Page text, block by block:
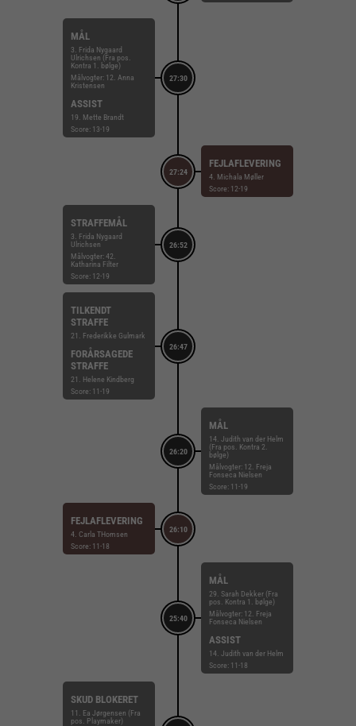
27:30
MÅL
3. Frida Nygaard
Ulrichsen (Fra pos.
Kontra 1. bølge)
Målvogter: 12. Anna
Kristensen
ASSIST
19. Mette Brandt
Score: 13-19
27:24
FEJLAFLEVERING
4. Michala Møller
Score: 12-19
26:52
STRAFFEMÅL
3. Frida Nygaard
Ulrichsen
Målvogter: 42.
Katharina Filter
Score: 12-19
26:47
TILKENDT
STRAFFE
21. Frederikke Gulmark
FORÅRSAGEDE
STRAFFE
21. Helene Kindberg
Score: 11-19
26:20
MÅL
14. Judith van der Helm
(Fra pos. Kontra 2.
bølge)
Målvogter: 12. Freja
Fonseca Nielsen
Score: 11-19
26:10
FEJLAFLEVERING
4. Carla THomsen
Score: 11-18
25:40
MÅL
29. Sarah Dekker (Fra
pos. Kontra 1. bølge)
Målvogter: 12. Freja
Fonseca Nielsen
ASSIST
14. Judith van der Helm
Score: 11-18
SKUD BLOKERET
11. Ea Jørgensen (Fra
pos. Playmaker)